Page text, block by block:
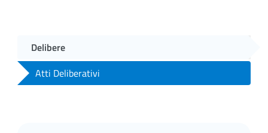
Delibere
Atti Deliberativi